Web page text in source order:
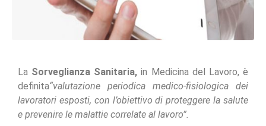
La Sorveglianza Sanitaria,in Medicina del Lavoro, è
definita“valutazione periodica medico-fisiologica dei
lavoratori esposti, con l’obiettivo di proteggere la salute
e prevenire le malattie correlate al lavoro”.